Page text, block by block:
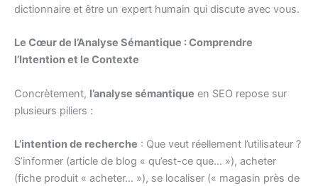
dictionnaire et être un expert humain qui discute avec vous.
Le Cœur de l’Analyse Sémantique : Comprendre
l’Intention et le Contexte
Concrètement, l’analyse sémantique en SEO repose sur
plusieurs piliers :
L’intention de recherche : Que veut réellement l’utilisateur ?
S’informer (article de blog « qu’est-ce que… »), acheter
(fiche produit « acheter… »), se localiser (« magasin près de